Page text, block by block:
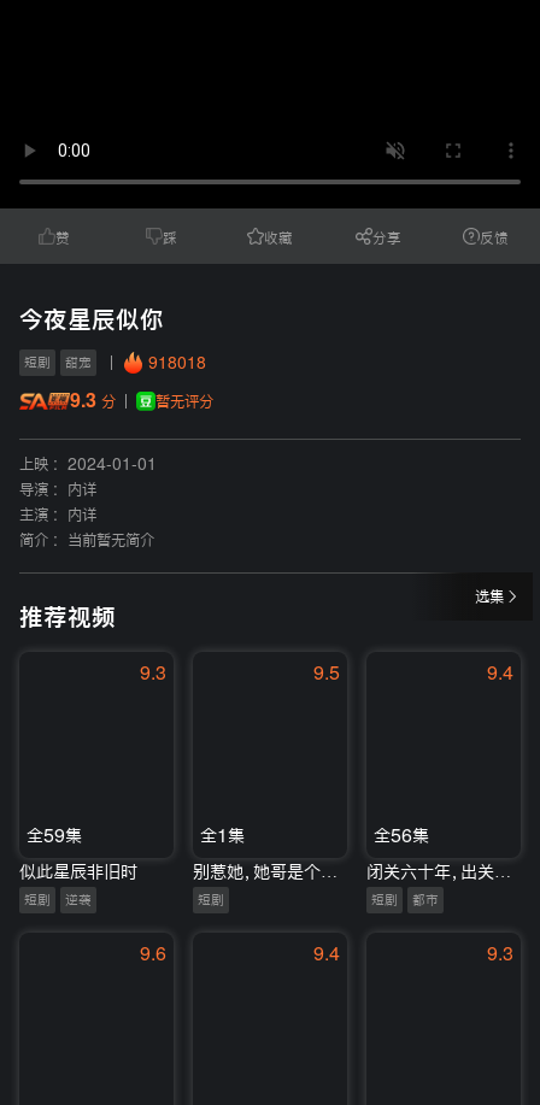
赞 踩 收藏 分享 反馈
今夜星辰似你
短剧 甜宠 918018
9.3 分 暂无评分
上映 :
2024-01-01
导演 :
内详
主演 :
内详
简介 :
当前暂无简介
选集
推荐视频
9.3
全59集
似此星辰非旧时
短剧 逆袭
9.5
全1集
短剧
9.4
全56集
短剧 都市
9.6 9.4 9.3